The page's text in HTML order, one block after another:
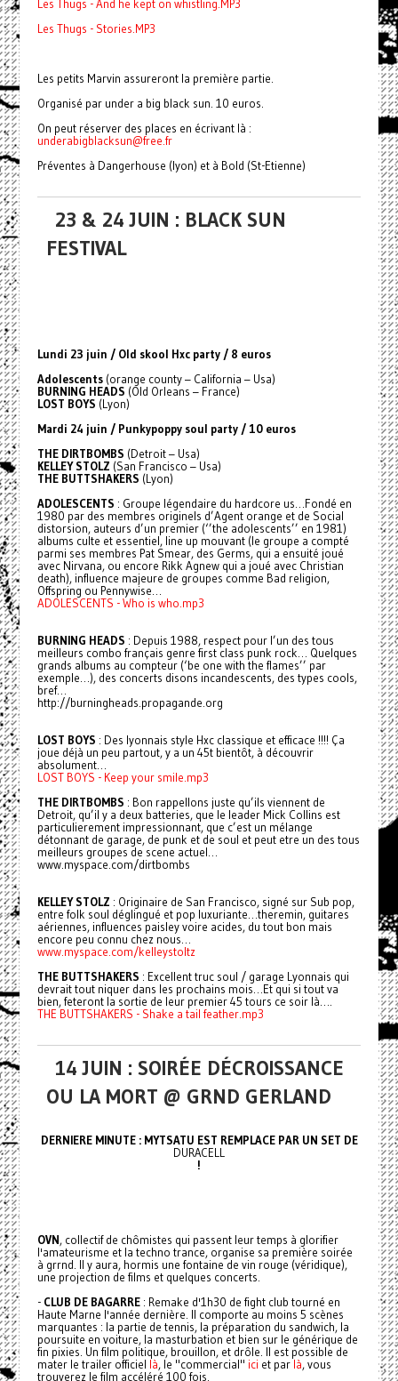
Les Thugs - And he kept on whistling.MP3
Les Thugs - Stories.MP3
Les petits Marvin assureront la première partie.
Organisé par under a big black sun. 10 euros.
On peut réserver des places en écrivant là :
underabigblacksun@free.fr
Préventes à Dangerhouse (lyon) et à Bold (St-Etienne)
23 & 24 JUIN : BLACK SUN
FESTIVAL
Lundi 23 juin / Old skool Hxc party / 8 euros
Adolescents(orange county – California – Usa)
BURNING HEADS (Old Orleans – France)
LOST BOYS (Lyon)
Mardi 24 juin / Punkypoppy soul party / 10 euros
THE DIRTBOMBS (Detroit – Usa)
KELLEY STOLZ (San Francisco – Usa)
THE BUTTSHAKERS (Lyon)
ADOLESCENTS : Groupe légendaire du hardcore us…Fondé en
1980 par des membres originels d’Agent orange et de Social
distorsion, auteurs d’un premier (‘’the adolescents’’ en 1981)
albums culte et essentiel, line up mouvant (le groupe a compté
parmi ses membres Pat Smear, des Germs, qui a ensuité joué
avec Nirvana, ou encore Rikk Agnew qui a joué avec Christian
death), influence majeure de groupes comme Bad religion,
Offspring ou Pennywise…
ADOLESCENTS - Who is who.mp3
BURNING HEADS : Depuis 1988, respect pour l’un des tous
meilleurs combo français genre first class punk rock… Quelques
grands albums au compteur (‘be one with the flames’’ par
exemple…), des concerts disons incandescents, des types cools,
bref…
http://burningheads.propagande.org
LOST BOYS : Des lyonnais style Hxc classique et efficace !!!! Ça
joue déjà un peu partout, y a un 45t bientôt, à découvrir
absolument…
LOST BOYS - Keep your smile.mp3
THE DIRTBOMBS : Bon rappellons juste qu’ils viennent de
Detroit, qu’il y a deux batteries, que le leader Mick Collins est
particulierement impressionnant, que c’est un mélange
détonnant de garage, de punk et de soul et peut etre un des tous
meilleurs groupes de scene actuel…
www.myspace.com/dirtbombs
KELLEY STOLZ : Originaire de San Francisco, signé sur Sub pop,
entre folk soul déglingué et pop luxuriante…theremin, guitares
aériennes, influences paisley voire acides, du tout bon mais
encore peu connu chez nous…
www.myspace.com/kelleystoltz
THE BUTTSHAKERS : Excellent truc soul / garage Lyonnais qui
devrait tout niquer dans les prochains mois…Et qui si tout va
bien, feteront la sortie de leur premier 45 tours ce soir là….
THE BUTTSHAKERS - Shake a tail feather.mp3
14 JUIN : SOIRÉE DÉCROISSANCE
OU LA MORT @ GRND GERLAND
DERNIERE MINUTE : MYTSATU EST REMPLACE PAR UN SET DE
DURACELL
!
OVN, collectif de chômistes qui passent leur temps à glorifier
l'amateurisme et la techno trance, organise sa première soirée
à grrnd. Il y aura, hormis une fontaine de vin rouge (véridique),
une projection de films et quelques concerts.
- CLUB DE BAGARRE: Remake d'1h30 de fight club tourné en
Haute Marne l'année dernière. Il comporte au moins 5 scènes
marquantes : la partie de tennis, la préparation du sandwich, la
poursuite en voiture, la masturbation et bien sur le générique de
fin pixies. Un film politique, brouillon, et drôle. Il est possible de
mater le trailer officiel là, le "commercial" ici et par là, vous
trouverez le film accéléré 100 fois.